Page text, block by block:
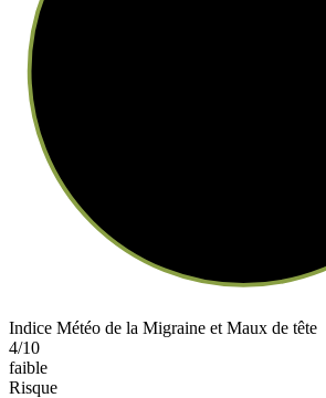
Indice Météo de la Migraine et Maux de tête
4/10
faible
Risque